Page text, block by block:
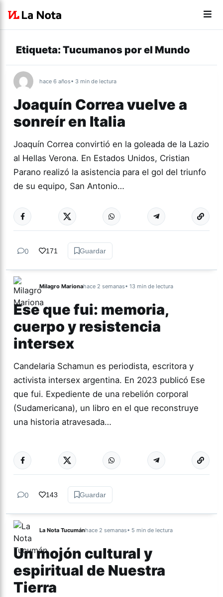
Etiqueta: Tucumanos por el Mundo
hace 6 años• 3 min de lectura
Joaquín Correa vuelve a
sonreír en Italia
Joaquín Correa convirtió en la goleada de la Lazio
al Hellas Verona. En Estados Unidos, Cristian
Parano realizó la asistencia para el gol del triunfo
de su equipo, San Antonio…
0 171 Guardar
Milagro Marionahace 2 semanas• 13 min de lectura
Ese que fui: memoria,
cuerpo y resistencia
intersex
Candelaria Schamun es periodista, escritora y
activista intersex argentina. En 2023 publicó Ese
que fui. Expediente de una rebelión corporal
(Sudamericana), un libro en el que reconstruye
una historia atravesada…
GÉNERO Y
DIVERSIDAD
Más
0 143 Guardar
La Nota Tucumánhace 2 semanas• 5 min de lectura
Un mojón cultural y
espiritual de Nuestra
Tierra